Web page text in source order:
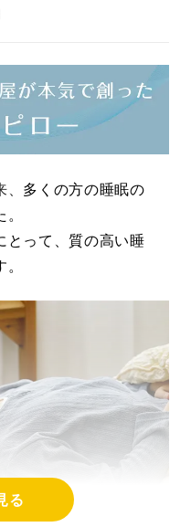
多くの方の睡眠の
とって、質の高い睡
る